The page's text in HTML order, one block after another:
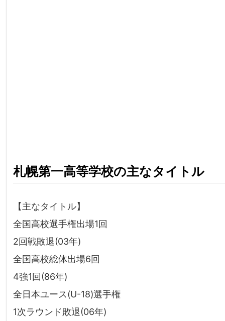
札幌第一高等学校の主なタイトル
【主なタイトル】
全国高校選手権出場1回
2回戦敗退(03年)
全国高校総体出場6回
4強1回(86年)
全日本ユース(U-18)選手権
1次ラウンド敗退(06年)